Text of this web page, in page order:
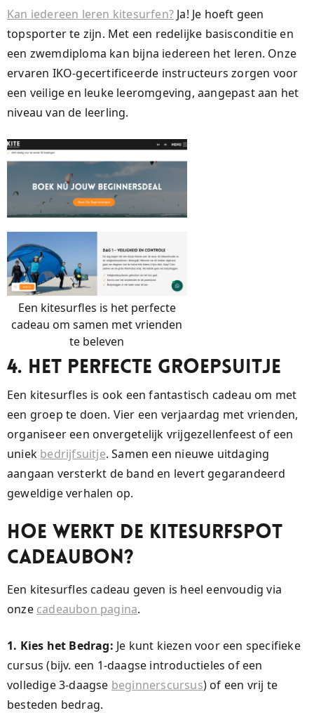
Kan iedereen leren kitesurfen? Ja! Je hoeft geen
topsporter te zijn. Met een redelijke basisconditie en
een zwemdiploma kan bijna iedereen het leren. Onze
ervaren IKO-gecertificeerde instructeurs zorgen voor
een veilige en leuke leeromgeving, aangepast aan het
niveau van de leerling.
Een kitesurfles is het perfecte
cadeau om samen met vrienden
te beleven
4. Het Perfecte Groepsuitje
Een kitesurfles is ook een fantastisch cadeau om met
een groep te doen. Vier een verjaardag met vrienden,
organiseer een onvergetelijk vrijgezellenfeest of een
uniek bedrijfsuitje. Samen een nieuwe uitdaging
aangaan versterkt de band en levert gegarandeerd
geweldige verhalen op.
Hoe Werkt de Kitesurfspot
Cadeaubon?
Een kitesurfles cadeau geven is heel eenvoudig via
onze cadeaubon pagina.
1. Kies het Bedrag: Je kunt kiezen voor een specifieke
cursus (bijv. een 1-daagse introductieles of een
volledige 3-daagse beginnerscursus) of een vrij te
besteden bedrag.